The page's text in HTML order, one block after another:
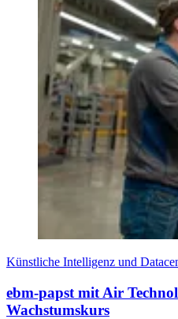
Künstliche Intelligenz und
ebm-papst mit Air
Wachstumskurs